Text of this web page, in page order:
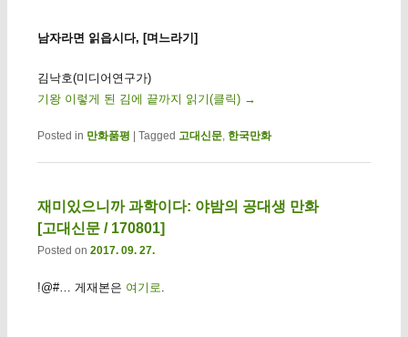
남자라면 읽읍시다, [며느라기]
김낙호(미디어연구가)
기왕 이렇게 된 김에 끝까지 읽기(클릭) →
Posted in 만화품평 | Tagged 고대신문, 한국만화
재미있으니까 과학이다: 야밤의 공대생 만화
[고대신문 / 170801]
Posted on 2017. 09. 27.
!@#… 게재본은 여기로